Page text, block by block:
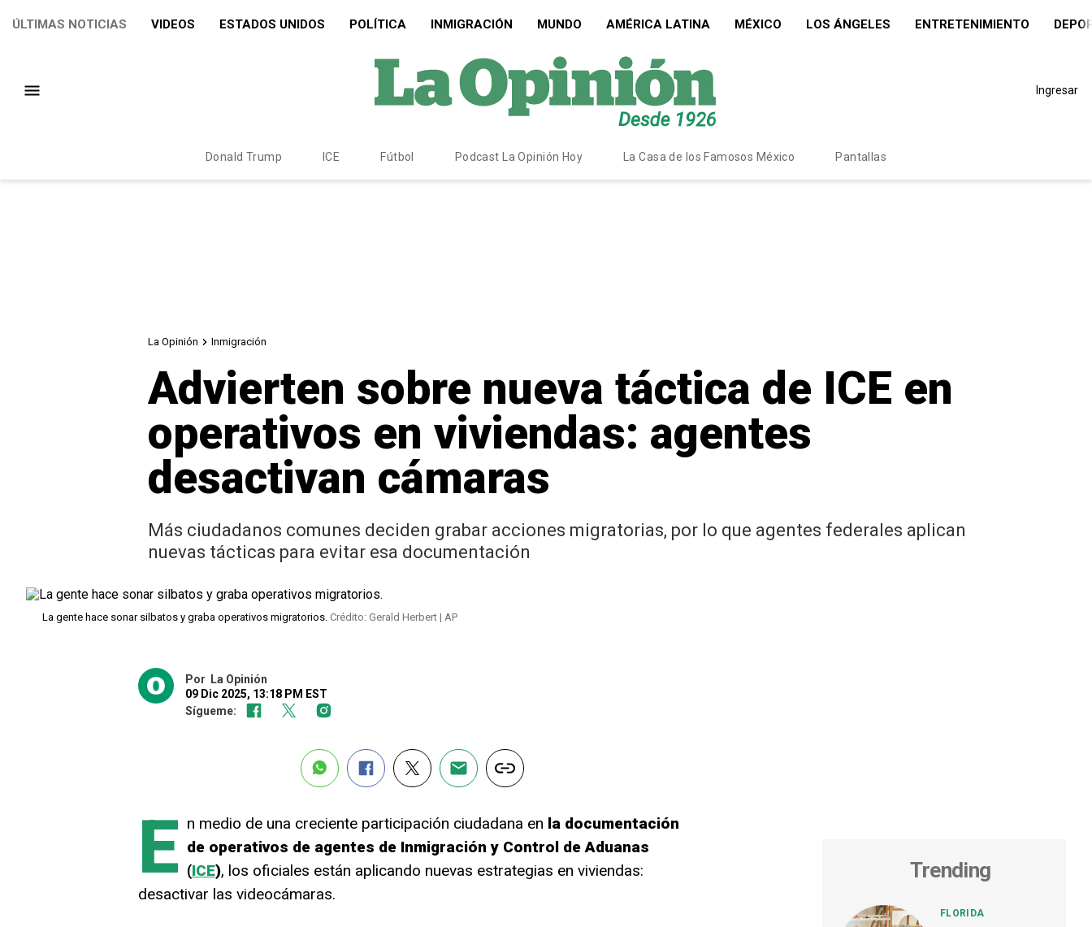
ÚLTIMAS NOTICIAS VIDEOS ESTADOS UNIDOS POLÍTICA INMIGRACIÓN MUNDO AMÉRICA LATINA MÉXICO LOS ÁNGELES ENTRETENIMIENTO
Ingresar
Donald Trump ICE Fútbol Podcast La Opinión Hoy La Casa de los Famosos México Pantallas
La Opinión Inmigración
Advierten sobre nueva táctica de ICE en
operativos en viviendas: agentes
desactivan cámaras
Más ciudadanos comunes deciden grabar acciones migratorias, por lo que agentes federales aplican
nuevas tácticas para evitar esa documentación
La gente hace sonar silbatos y graba operativos migratorios. Crédito: Gerald Herbert | AP
Por
La Opinión
09 Dic 2025, 13:18 PM EST
Sígueme:
E n medio de una creciente participación ciudadana en la documentación
de operativos de agentes de Inmigración y Control de Aduanas
(ICE), los oficiales están aplicando nuevas estrategias en viviendas:
desactivar las videocámaras.
Trending
FLORIDA